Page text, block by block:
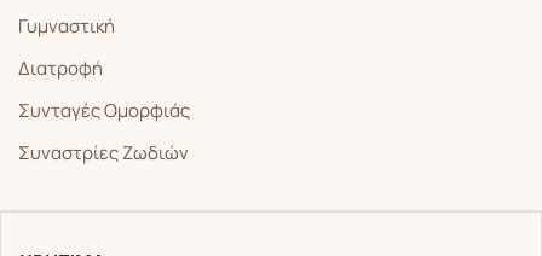
Γυμναστική
Διατροφή
Συνταγές Ομορφιάς
Συναστρίες Ζωδιών